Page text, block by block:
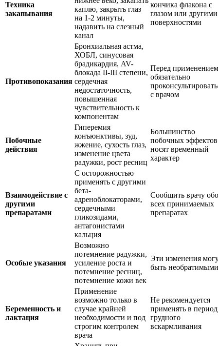
Техника
закапывания
каплю, закрыть глаз
на 1-2 минуты,
надавить на слезный
канал
кончика флакона с
глазом или другими
поверхностями
Противопоказания
Бронхиальная астма,
ХОБЛ, синусовая
брадикардия, AV-
блокада II-III степени,
сердечная
недостаточность,
повышенная
чувствительность к
компонентам
Перед применением
обязательно
с врачом
Побочные
действия
Гиперемия
конъюнктивы, зуд,
жжение, сухость глаз,
изменение цвета
радужки, рост ресниц
Большинство
побочных эффектов
носят временный
характер
Взаимодействие с
другими
препаратами
С осторожностью
применять с другими
бета-
адреноблокаторами,
сердечными
гликозидами,
антагонистами
кальция
Сообщить врачу обо
всех принимаемых
препаратах
Особые указания
Возможно
потемнение радужки,
усиление роста и
потемнение ресниц,
потемнение кожи век
Эти изменения
быть необратимыми
Беременность и
лактация
Применение
возможно только в
случае крайней
необходимости и под
строгим контролем
врача
Не рекомендуется
применять в период
грудного
вскармливания